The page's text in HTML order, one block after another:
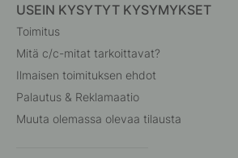
USEIN KYSYTYT KYSYMYKSET
Toimitus
Mitä c/c-mitat tarkoittavat?
Ilmaisen toimituksen ehdot
Palautus & Reklamaatio
Muuta olemassa olevaa tilausta